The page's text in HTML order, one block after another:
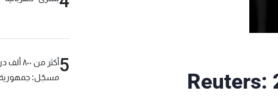
Reuters:
5
أكثر من
مسجّل: